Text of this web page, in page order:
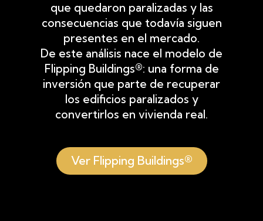
que quedaron paralizadas y las
consecuencias que todavía siguen
presentes en el mercado.
De este análisis nace el modelo de
Flipping Buildings®: una forma de
inversión que parte de recuperar
los edificios paralizados y
convertirlos en vivienda real.
Ver Flipping Buildings®